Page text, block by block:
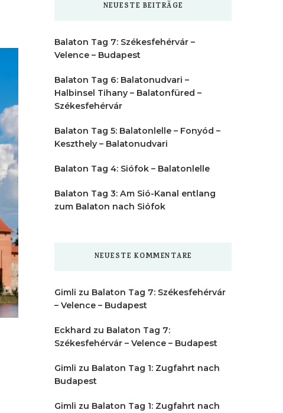
NEUESTE BEITRÄGE
Balaton Tag 7: Székesfehérvár –
Velence – Budapest
Balaton Tag 6: Balatonudvari –
Halbinsel Tihany – Balatonfüred –
Székesfehérvár
Balaton Tag 5: Balatonlelle – Fonyód –
Keszthely – Balatonudvari
Balaton Tag 4: Siófok – Balatonlelle
Balaton Tag 3: Am Sió-Kanal entlang
zum Balaton nach Siófok
NEUESTE KOMMENTARE
Gimli zu Balaton Tag 7: Székesfehérvár
– Velence – Budapest
Eckhard zu Balaton Tag 7:
Székesfehérvár – Velence – Budapest
Gimli zu Balaton Tag 1: Zugfahrt nach
Budapest
Gimli zu Balaton Tag 1: Zugfahrt nach